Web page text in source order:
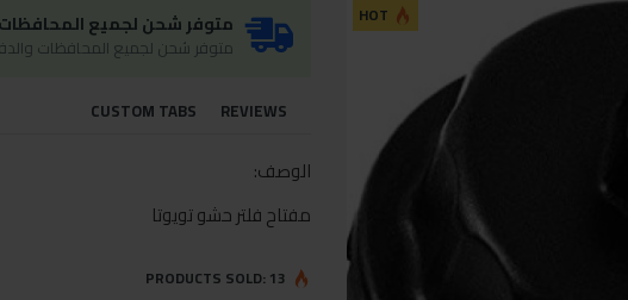
HOT متوفر شحن لجميع المحافظات
متوفر شحن لجميع المحافظات
REVIEWS
CUSTOM TABS
الوصف:
مفتاح فلتر حشو تويوتا
PRODUCTS SOLD: 13